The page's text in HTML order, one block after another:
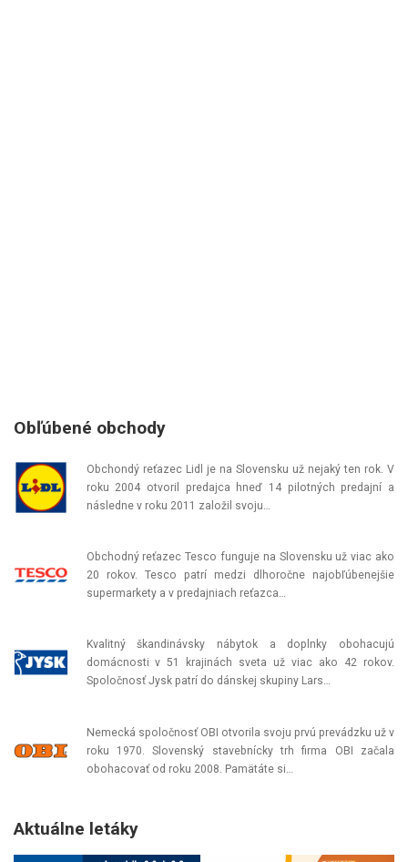
Obľúbené obchody
Obchondý reťazec Lidl je na Slovensku už nejaký ten rok. V
roku 2004 otvoril predajca hneď 14 pilotných predajní a
následne v roku 2011 založil svoju…
Obchodný reťazec Tesco funguje na Slovensku už viac ako
20 rokov. Tesco patrí medzi dlhoročne najobľúbenejšie
supermarkety a v predajniach reťazca…
Kvalitný škandinávsky nábytok a doplnky obohacujú
domácnosti v 51 krajinách sveta už viac ako 42 rokov.
Spoločnosť Jysk patrí do dánskej skupiny Lars…
Nemecká spoločnosť OBI otvorila svoju prvú prevádzku už v
roku 1970. Slovenský stavebnícky trh firma OBI začala
obohacovať od roku 2008. Pamätáte si…
Aktuálne letáky